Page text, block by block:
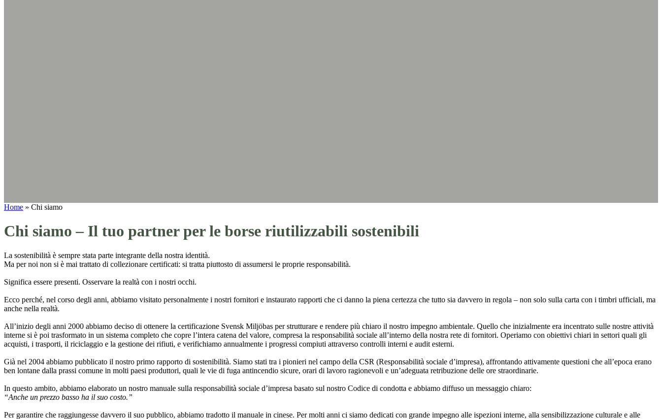
Home » Chi siamo
Chi siamo – Il tuo partner per le borse riutilizzabili sostenibili
La sostenibilità è sempre stata parte integrante della nostra identità.
Ma per noi non si è mai trattato di collezionare certificati: si tratta piuttosto di assumersi le proprie responsabilità.
Significa essere presenti. Osservare la realtà con i nostri occhi.
Ecco perché, nel corso degli anni, abbiamo visitato personalmente i nostri fornitori e instaurato rapporti che ci danno la piena certezza che tutto sia davvero in regola – non solo sulla carta con i timbri ufficiali, ma
anche nella realtà.
All’inizio degli anni 2000 abbiamo deciso di ottenere la certificazione Svensk Miljöbas per strutturare e rendere più chiaro il nostro impegno ambientale. Quello che inizialmente era incentrato sulle nostre attività
interne si è poi trasformato in un sistema completo che copre l’intera catena del valore, compresa la responsabilità sociale all’interno della nostra rete di fornitori. Operiamo con obiettivi chiari in settori quali gli
acquisti, i trasporti, il riciclaggio e la gestione dei rifiuti, e verifichiamo annualmente i progressi compiuti attraverso controlli interni e audit esterni.
Già nel 2004 abbiamo pubblicato il nostro primo rapporto di sostenibilità. Siamo stati tra i pionieri nel campo della CSR (Responsabilità sociale d’impresa), affrontando attivamente questioni che all’epoca erano
ben lontane dalla prassi comune in molti paesi produttori, quali le vie di fuga antincendio sicure, orari di lavoro ragionevoli e un’adeguata retribuzione delle ore straordinarie.
In questo ambito, abbiamo elaborato un nostro manuale sulla responsabilità sociale d’impresa basato sul nostro Codice di condotta e abbiamo diffuso un messaggio chiaro:
“Anche un prezzo basso ha il suo costo.”
Per garantire che raggiungesse davvero il suo pubblico, abbiamo tradotto il manuale in cinese. Per molti anni ci siamo dedicati con grande impegno alle ispezioni interne, alla sensibilizzazione culturale e alle